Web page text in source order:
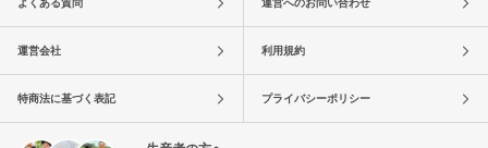
運営会社 利用規約
特商法に基づく表記 プライバシーポリシー